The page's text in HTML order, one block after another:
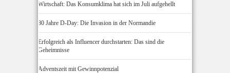
Wirtschaft: Das Konsumklima hat sich im Juli aufgehellt
80 Jahre D-Day: Die Invasion in der Normandie
Erfolgreich als Influencer durchstarten: Das sind die
Geheimnisse
Adventszeit mit Gewinnpotenzial